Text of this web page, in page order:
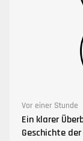
Vor einer Stunde
Ein klarer
Geschichte der